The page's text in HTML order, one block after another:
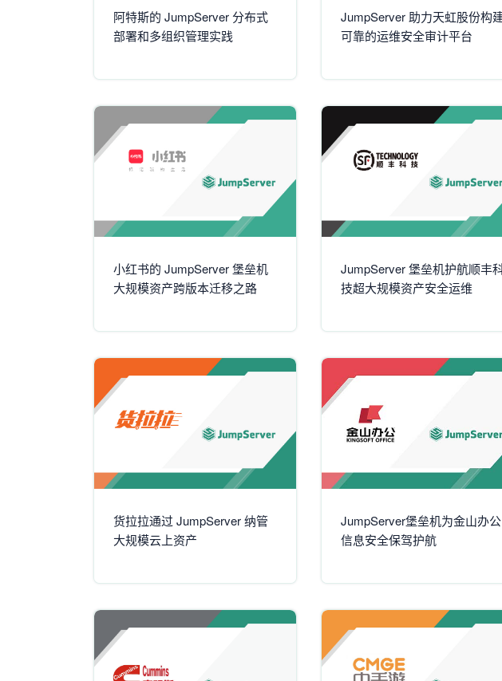
阿特斯的 JumpServer 分布式
部署和多组织管理实践
JumpServer 助力天虹股份构
可靠的运维安全审计平台
小红书的 JumpServer 堡垒机
大规模资产跨版本迁移之路
JumpServer 堡垒机护航顺丰
技超大规模资产安全运维
货拉拉通过 JumpServer 纳管
大规模云上资产
JumpServer堡垒机为金山办公
信息安全保驾护航